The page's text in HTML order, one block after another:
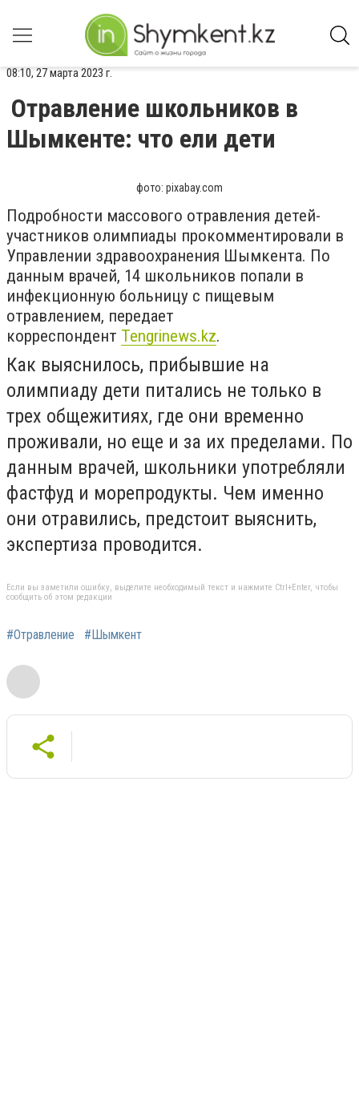
08:10, 27 марта 2023 г.
Отравление школьников в
Шымкенте: что ели дети
фото: pixabay.com
Подробности массового отравления детей-
участников олимпиады прокомментировали в
Управлении здравоохранения Шымкента. По
данным врачей, 14 школьников попали в
инфекционную больницу с пищевым
отравлением, передает
корреспондент Tengrinews.kz.
Как выяснилось, прибывшие на
олимпиаду дети питались не только в
трех общежитиях, где они временно
проживали, но еще и за их пределами. По
данным врачей, школьники употребляли
фастфуд и морепродукты. Чем именно
они отравились, предстоит выяснить,
экспертиза проводится.
Если вы заметили ошибку, выделите необходимый текст и нажмите Ctrl+Enter, чтобы
сообщить об этом редакции
#Отравление #Шымкент